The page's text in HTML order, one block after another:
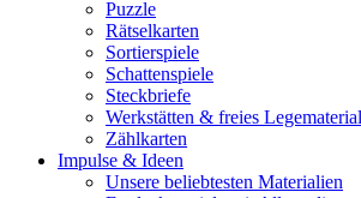
Puzzle
Rätselkarten
Sortierspiele
Schattenspiele
Steckbriefe
Werkstätten & freies Legematerial
Zählkarten
Impulse & Ideen
Unsere beliebtesten Materialien